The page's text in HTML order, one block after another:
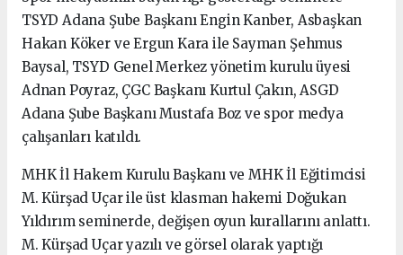
TSYD Adana Şube Başkanı Engin Kanber, Asbaşkan
Hakan Köker ve Ergun Kara ile Sayman Şehmus
Baysal, TSYD Genel Merkez yönetim kurulu üyesi
Adnan Poyraz, ÇGC Başkanı Kurtul Çakın, ASGD
Adana Şube Başkanı Mustafa Boz ve spor medya
çalışanları katıldı.
MHK İl Hakem Kurulu Başkanı ve MHK İl Eğitimcisi
M. Kürşad Uçar ile üst klasman hakemi Doğukan
Yıldırım seminerde, değişen oyun kurallarını anlattı.
M. Kürşad Uçar yazılı ve görsel olarak yaptığı